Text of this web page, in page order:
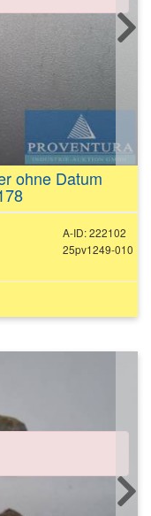
ohne Datum
A-ID: 222102
25pv1249-010